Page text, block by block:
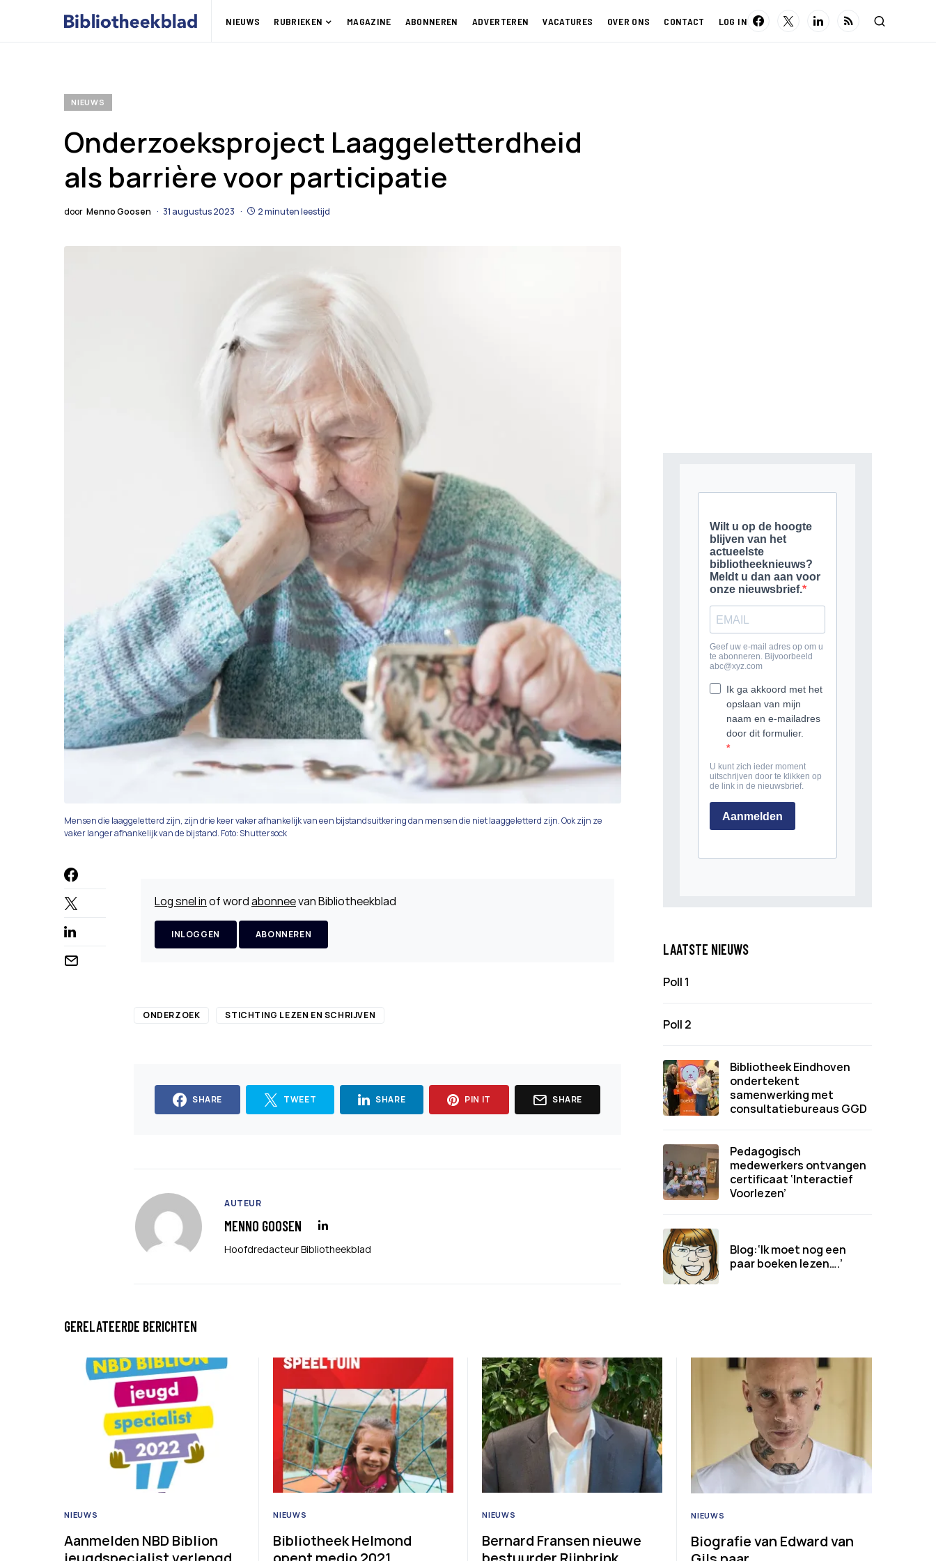
NIEUWS RUBRIEKEN MAGAZINE ABONNEREN ADVERTEREN VACATURES OVER ONS CONTACT LOG IN
NIEUWS
Onderzoeksproject Laaggeletterdheid
als barrière voor participatie
door Menno Goosen 31 augustus 2023 2 minuten leestijd
Mensen die laaggeletterd zijn, zijn drie keer vaker afhankelijk van een bijstandsuitkering dan mensen die niet laaggeletterd zijn. Ook zijn ze
vaker langer afhankelijk van de bijstand. Foto: Shuttersock
Log snel inof wordabonneevan Bibliotheekblad
INLOGGEN ABONNEREN
ONDERZOEK STICHTING LEZEN EN SCHRIJVEN
SHARE TWEET SHARE PIN IT SHARE
AUTEUR
MENNO GOOSEN
Hoofdredacteur Bibliotheekblad
LAATSTE NIEUWS
Poll 1
Poll 2
Bibliotheek Eindhoven
ondertekent
samenwerking met
consultatiebureaus GGD
Pedagogisch
medewerkers ontvangen
certificaat ‘Interactief
Voorlezen’
Blog:‘Ik moet nog een
paar boeken lezen….’
GERELATEERDE BERICHTEN
NIEUWS
Aanmelden NBD Biblion
NIEUWS
Bibliotheek Helmond
NIEUWS
Bernard Fransen nieuwe
NIEUWS
Biografie van Edward van